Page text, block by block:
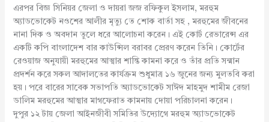
এরপর বিজ্ঞ সিনিয়র জেলা ও দায়রা জজ রফিকুল ইসলাম, মরহুম
অ্যাডভোকেট নওশের আলীর মৃত্যু তে শোক বার্তা সহ , মরহুমের জীবনের
নানা দিক ও অবদান তুলে ধরে আলোচনা করেন। এই কোর্ট রেভারেন্স এর
একটি কপি বাংলাদেশ বার কাউন্সিল বরাবর প্রেরণ করেন তিনি। কোর্টের
রেওয়াজ অনুযায়ী মরহুমের আত্মার শান্তি কামনা করে ও তাঁর প্রতি সন্মান
প্রদর্শন করে সকল আদালতের কার্যক্রম শুধুমাত্র ১৬ জুনের জন্য মুলতবি করা
হয়। পরে বারের সাবেক সভাপতি অ্যাডভোকেট সাঈদ মাহমুদ শামীম রেজা
ডালিম মরহুমের আত্মার মাগফেরাত কামনায় দোয়া পরিচালনা করেন।
দুপুর ১২ টায় জেলা আইনজীবী সমিতির উদ্যোগে মরহুম অ্যাডভোকেট